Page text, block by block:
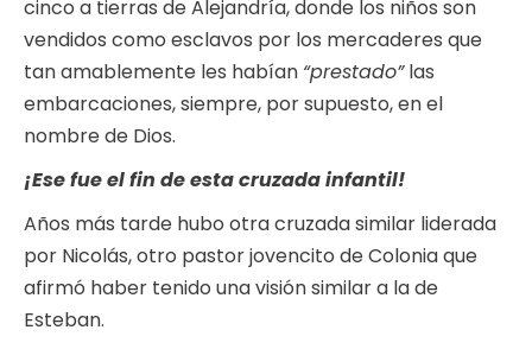
cinco a tierras de Alejandría, donde los niños son
vendidos como esclavos por los mercaderes que
tan amablemente les habían “prestado”las
embarcaciones, siempre, por supuesto, en el
nombre de Dios.
¡Ese fue el fin de esta cruzada infantil!
Años más tarde hubo otra cruzada similar liderada
por Nicolás, otro pastor jovencito de Colonia que
afirmó haber tenido una visión similar a la de
Esteban.